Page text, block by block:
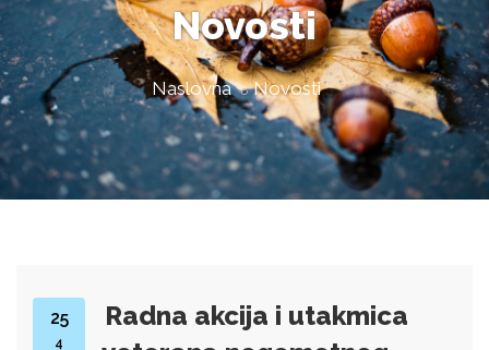
Novosti
Naslovna Novosti
25
4
Radna akcija i utakmica